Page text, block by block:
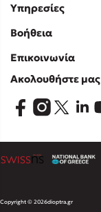
Υπηρεσίες
Βοήθεια
Επικοινωνία
Ακολουθήστε μας
Copyright © 2026dioptra.gr